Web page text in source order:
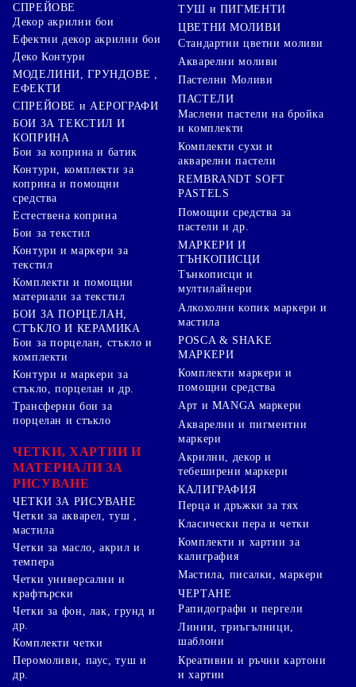
СПРЕЙОВЕ
Декор акрилни бои
Ефектни декор акрилни бои
Деко Контури
МОДЕЛИНИ, ГРУНДОВЕ ,
ЕФЕКТИ
СПРЕЙОВЕ и АЕРОГРАФИ
БОИ ЗА ТЕКСТИЛ И
КОПРИНА
Бои за коприна и батик
Контури, комплекти за
коприна и помощни
средства
Естествена коприна
Бои за текстил
Контури и маркери за
текстил
Комплекти и помощни
материали за текстил
БОИ ЗА ПОРЦЕЛАН,
СТЪКЛО И КЕРАМИКА
Бои за порцелан, стъкло и
комплекти
Контури и маркери за
стъкло, порцелан и др.
Трансферни бои за
порцелан и стъкло
ЧЕТКИ, ХАРТИИ И
МАТЕРИАЛИ ЗА
РИСУВАНЕ
ЧЕТКИ ЗА РИСУВАНЕ
Четки за акварел, туш ,
мастила
Четки за масло, акрил и
темпера
Четки универсални и
крафтърски
Четки за фон, лак, грунд и
др.
Комплекти четки
ТУШ и ПИГМЕНТИ
ЦВЕТНИ МОЛИВИ
Стандартни цветни моливи
Акварелни моливи
Пастелни Моливи
ПАСТЕЛИ
Маслени пастели на бройка
и комплекти
Комплекти сухи и
акварелни пастели
REMBRANDT SOFT
PASTELS
Помощни средства за
пастели и др.
МАРКЕРИ И
ТЪНКОПИСЦИ
Тънкописци и
мултилайнери
Алкохолни копик маркери и
мастила
POSCA & SHAKE
МАРКЕРИ
Комплекти маркери и
помощни средства
Арт и MANGA маркери
Акварелни и пигментни
маркери
Акрилни, декор и
тебеширени маркери
КАЛИГРАФИЯ
Перца и дръжки за тях
Класически пера и четки
Комплекти и хартии за
калиграфия
Мастила, писалки, маркери
ЧЕРТАНЕ
Рапидографи и пергели
Линии, триъгълници,
шаблони
Перомоливи, паус, туш и
др.
Креативни и ръчни картони
и хартии